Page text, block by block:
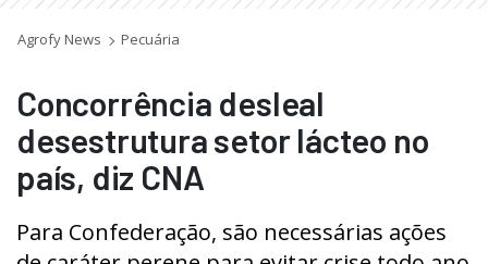
Agrofy News Pecuária
Concorrência desleal
desestrutura setor lácteo no
país, diz CNA
Para Confederação, são necessárias ações